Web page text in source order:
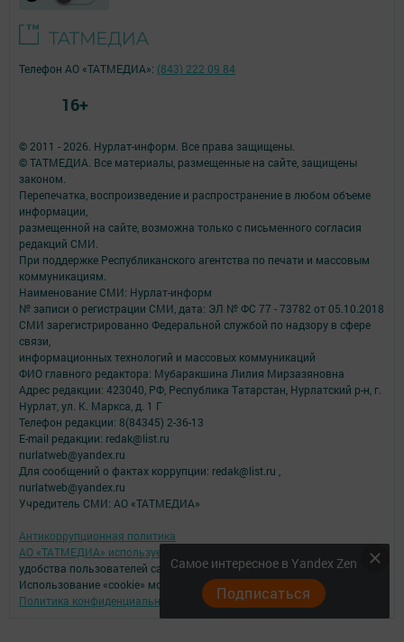
Самое интересное в Yandex Zen
Подписаться
© 2011 - 2026. Нурлат-⁠информ. Все права защищены.
© ТАТМЕДИА. Все материалы, размещенные на сайте, защищены
законом.
Перепечатка, воспроизведение и распространение в любом объеме
информации,
размещенной на сайте, возможна только с письменного согласия
редакций СМИ.
При поддержке Республиканского агентства по печати и массовым
коммуникациям.
Наименование СМИ: Нурлат-⁠информ
№ записи о регистрации СМИ, дата: ЭЛ № ФС 77 -⁠ 73782 от 05.10.2018
СМИ зарегистрированно Федеральной службой по надзору в сфере
связи,
информационных технологий и массовых коммуникаций
ФИО главного редактора: Мубаракшина Лилия Мирзазяновна
Адрес редакции: 423040, РФ, Республика Татарстан, Нурлатский р-н, г.
Нурлат, ул. К. Маркса, д. 1 Г
Телефон редакции: 8(84345) 2-36-13
E-mail редакции: redak@list.ru
nurlatweb@yandex.ru
Для сообщений о фактах коррупции: redak@list.ru ,
nurlatweb@yandex.ru
Учредитель СМИ: АО «ТАТМЕДИА»
Антикоррупционная политика
АО «ТАТМЕДИА» использует «cookie»
для персонализации сервисов и
удобства пользователей сайтом.
Использование «cookie» можно отменить в настройках браузера.
Политика конфиденциальности
Телефон АО «ТАТМЕДИА»: (843) 222 09 84
16+